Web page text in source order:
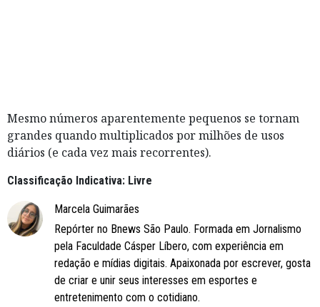
Mesmo números aparentemente pequenos se tornam
grandes quando multiplicados por milhões de usos
diários (e cada vez mais recorrentes).
Classificação Indicativa: Livre
Marcela Guimarães
Repórter no Bnews São Paulo. Formada em Jornalismo
pela Faculdade Cásper Líbero, com experiência em
redação e mídias digitais. Apaixonada por escrever, gosta
de criar e unir seus interesses em esportes e
entretenimento com o cotidiano.